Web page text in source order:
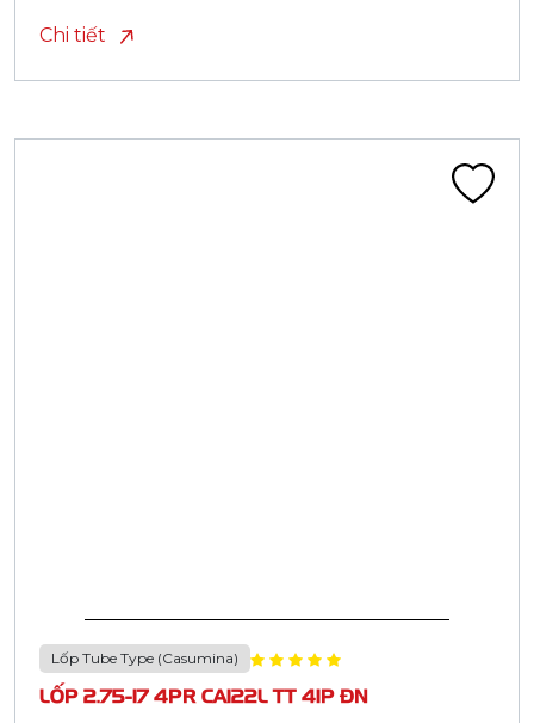
Chi tiết
Lốp Tube Type (Casumina)
LỐP 2.75-17 4PR CA122L TT 41P ĐN